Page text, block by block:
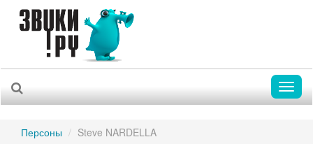
Персоны Steve NARDELLA